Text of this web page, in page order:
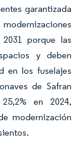
garantizada
porque las
y deben
en los fuselajes
de Safran
en 2024,
modernización